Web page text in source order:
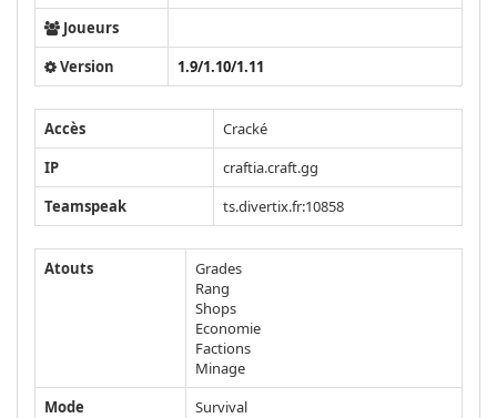
Joueurs
Version
1.9/1.10/1.11
Accès
Cracké
IP
craftia.craft.gg
Teamspeak
ts.divertix.fr:10858
Atouts
Grades
Rang
Shops
Economie
Factions
Minage
Mode
Survival